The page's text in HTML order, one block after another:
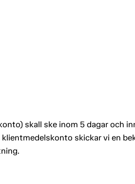
skall ske inom 5 dagar och
skickar vi en